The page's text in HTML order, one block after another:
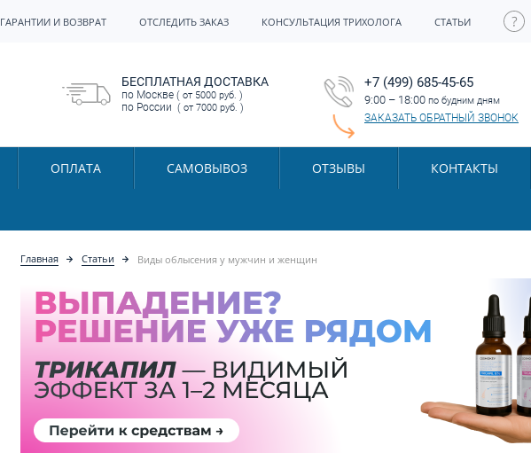
ГАРАНТИИ И ВОЗВРАТ ОТСЛЕДИТЬ ЗАКАЗ КОНСУЛЬТАЦИЯ ТРИХОЛОГА СТАТЬИ
БЕСПЛАТНАЯ ДОСТАВКА
по Москве ( от 5000 руб. )
по России ( от 7000 руб. )
+7 (499) 685-45-65
9:00 – 18:00 по будним дням
ЗАКАЗАТЬ ОБРАТНЫЙ ЗВОНОК
ОПЛАТА САМОВЫВОЗ ОТЗЫВЫ КОНТАКТЫ
Главная Статьи Виды облысения у мужчин и женщин